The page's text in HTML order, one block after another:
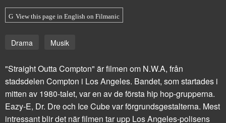
View this page in English on Filmanic
Drama Musik
"Straight Outta Compton" är filmen om N.W.A, från
stadsdelen Compton i Los Angeles. Bandet, som startades i
mitten av 1980-talet, var en av de första hip hop-grupperna.
Eazy-E, Dr. Dre och Ice Cube var förgrundsgestalterna. Mest
intressant blir det när filmen tar upp Los Angeles-polisens